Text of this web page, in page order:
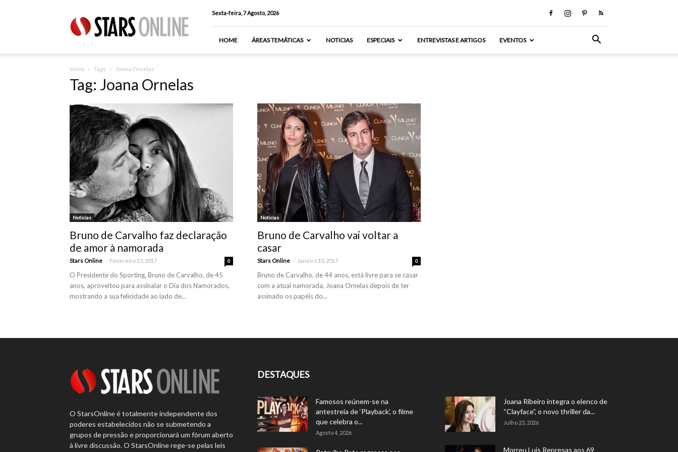
Online
Sexta-feira, 7 Agosto, 2026
HOME ÁREAS TEMÁTICAS NOTICIAS ESPECIAIS ENTREVISTAS E ARTIGOS EVENTOS
Inicio Tags Joana Ornelas
Tag: Joana Ornelas
Noticias
Bruno de Carvalho faz declaração
de amor à namorada
Stars Online - Fevereiro 15, 2017 0
O Presidente do Sporting, Bruno de Carvalho, de 45
anos, aproveitou para assinalar o Dia dos Namorados,
mostrando a sua felicidade ao lado de...
Noticias
Bruno de Carvalho vai voltar a
casar
Stars Online - Janeiro 10, 2017 0
Bruno de Carvalho, de 44 anos, está livre para se casar
com a atual namorada, Joana Ornelas depois de ter
assinado os papéis do...
O StarsOnline é totalmente independente dos
poderes estabelecidos não se submetendo a
grupos de pressão e proporcionará um fórum aberto
à livre discussão. O StarsOnline rege-se pelas leis
DESTAQUES
Famosos reúnem-se na
antestreia de ‘Playback’, o filme
que celebra o...
Agosto 4, 2026
Joana Ribeiro integra o elenco de
“Clayface”, o novo thriller da...
Julho 23, 2026
Morreu Luís Represas aos 69